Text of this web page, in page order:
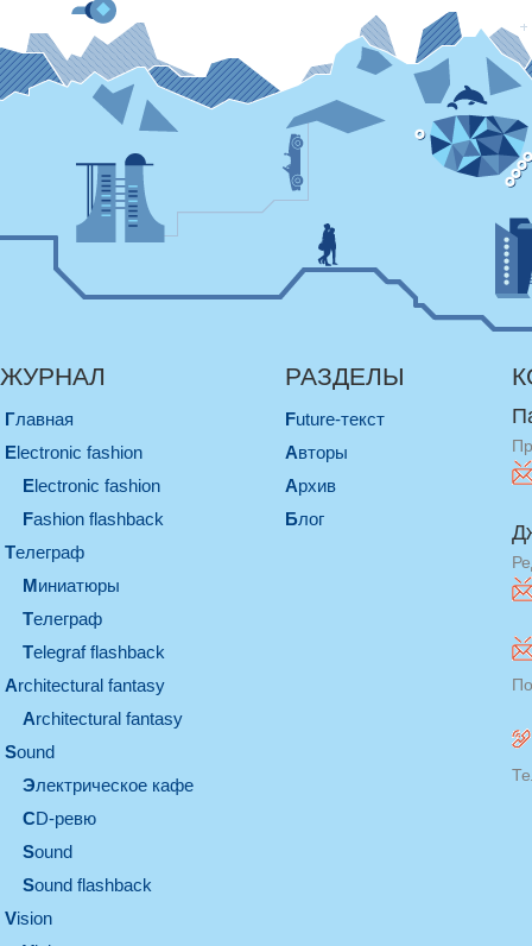
ЖУРНАЛ
Главная
electronic fashion
electronic fashion
Fashion flashback
телеграф
миниатюры
телеграф
Telegraf flashback
architectural fantasy
architectural fantasy
sound
электрическое кафе
CD-ревю
sound
Sound flashback
vision
РАЗДЕЛЫ
Future-текст
Авторы
Архив
Блог